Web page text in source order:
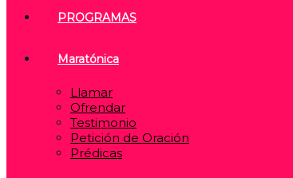
PROGRAMAS
Maratónica
Llamar
Ofrendar
Testimonio
Petición de Oración
Prédicas